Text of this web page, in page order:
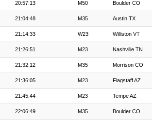
20:57:13 M50 Boulder CO
21:04:48 M35 Austin TX
21:14:33 W23 Williston VT
21:26:51 M23 Nashville TN
21:32:12 M35 Morrison CO
21:36:05 M23 Flagstaff AZ
21:45:44 M23 Tempe AZ
22:06:49 M35 Boulder CO